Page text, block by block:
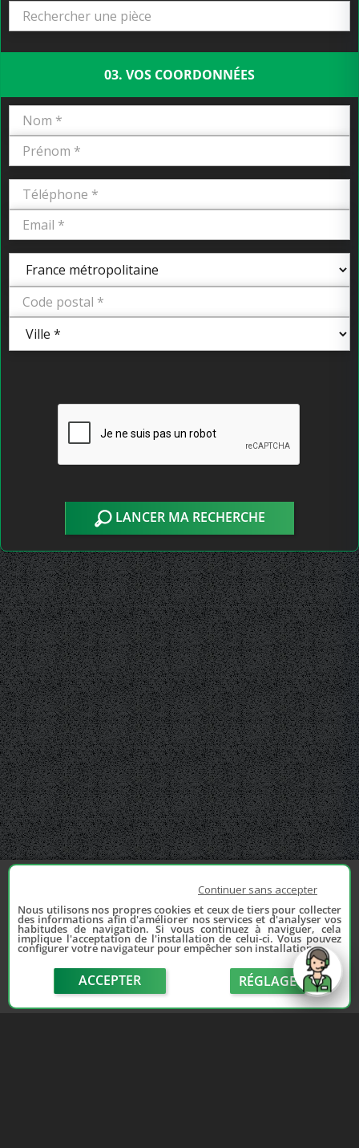
03. VOS COORDONNÉES
LANCER MA RECHERCHE
Continuer sans accepter
Nous utilisons nos propres cookies et ceux de tiers pour collecter
des informations afin d'améliorer nos services et d'analyser vos
habitudes de navigation. Si vous continuez à naviguer, cela
implique l'acceptation de l'installation de celui-ci. Vous pouvez
configurer votre navigateur pour empêcher son installation.
ACCEPTER RÉGLAGE